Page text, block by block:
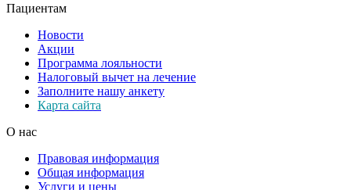
Пациентам
Новости
Акции
Программа лояльности
Налоговый вычет на лечение
Заполните нашу анкету
Карта сайта
О нас
Правовая информация
Общая информация
Услуги и цены